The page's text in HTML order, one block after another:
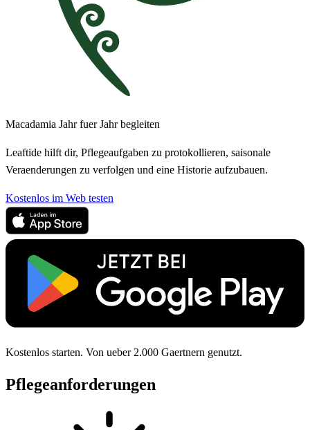
Macadamia Jahr fuer Jahr begleiten
Leaftide hilft dir, Pflegeaufgaben zu protokollieren, saisonale
Veraenderungen zu verfolgen und eine Historie aufzubauen.
Kostenlos im Web testen
Kostenlos starten. Von ueber 2.000 Gaertnern genutzt.
Pflegeanforderungen